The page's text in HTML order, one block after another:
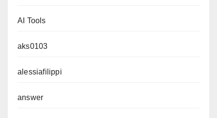
AI Tools
aks0103
alessiafilippi
answer